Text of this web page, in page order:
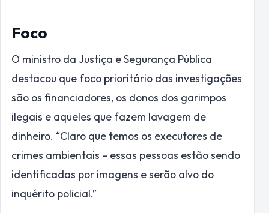
Foco
O ministro da Justiça e Segurança Pública
destacou que foco prioritário das investigações
são os financiadores, os donos dos garimpos
ilegais e aqueles que fazem lavagem de
dinheiro. “Claro que temos os executores de
crimes ambientais – essas pessoas estão sendo
identificadas por imagens e serão alvo do
inquérito policial.”